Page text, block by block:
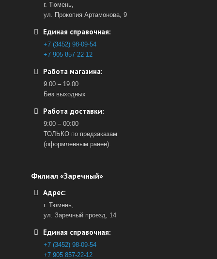
г. Тюмень,
ул. Прокопия Артамонова, 9
Единая справочная:
+7 (3452) 98-09-54
+7 905 857-22-12
Работа магазина:
9:00 – 19:00
Без выходных
Работа доставки:
9:00 – 00:00
ТОЛЬКО по предзаказам
(оформленным ранее).
Филиал «Заречный»
Адрес:
г. Тюмень,
ул. Заречный проезд, 14
Единая справочная:
+7 (3452) 98-09-54
+7 905 857-22-12